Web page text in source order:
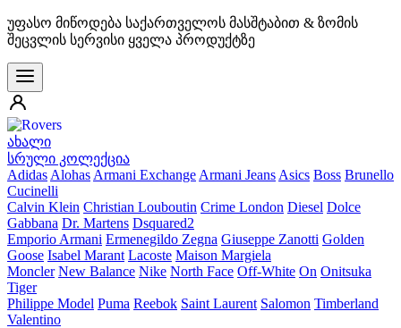
უფასო მიწოდება საქართველოს მასშტაბით & ზომის
შეცვლის სერვისი ყველა პროდუქტზე
ახალი
სრული კოლექცია
Adidas Alohas Armani Exchange Armani Jeans Asics Boss Brunello
Cucinelli
Calvin Klein Christian Louboutin Crime London Diesel Dolce
Gabbana Dr. Martens Dsquared2
Emporio Armani Ermenegildo Zegna Giuseppe Zanotti Golden
Goose Isabel Marant Lacoste Maison Margiela
Moncler New Balance Nike North Face Off-White On Onitsuka
Tiger
Philippe Model Puma Reebok Saint Laurent Salomon Timberland
Valentino